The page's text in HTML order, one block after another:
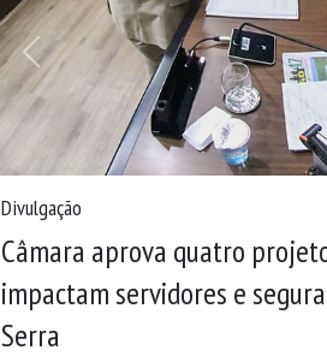
Divulgação
Câmara aprova quatro
impactam servidores e
Serra
Anterior